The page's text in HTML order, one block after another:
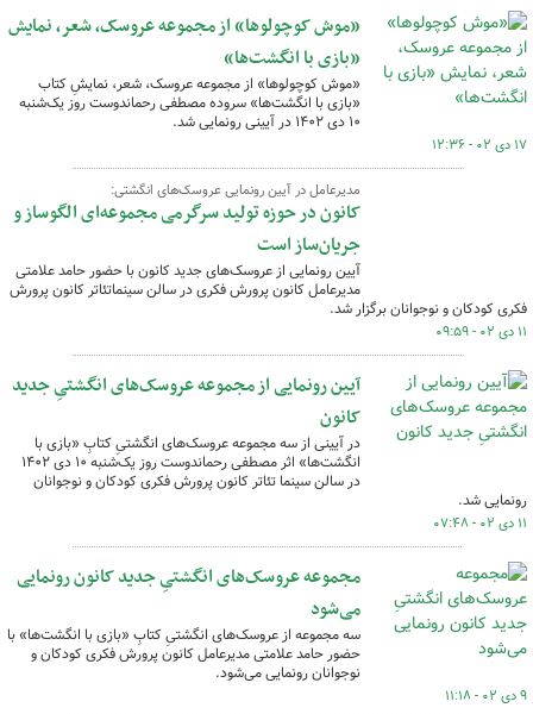
«موش کوچولوها» از مجموعه عروسک، شعر، نمایش
«بازی با انگشت‌ها»
«موش کوچولوها» از مجموعه عروسک، شعر، نمایشِ کتاب
«بازی با انگشت‌ها» سروده مصطفی رحماندوست روز یک‌شنبه
۱۰ دی ۱۴۰۲ در آیینی رونمایی شد.
۱۷ دی ۰۲ - ۱۲:۳۶
مدیرعامل در آیین رونمایی عروسک‌های انگشتی:
کانون در حوزه تولید سرگرمی مجموعه‌ای الگوساز و
جریان‌ساز است
آیین رونمایی از عروسک‌های جدید کانون با حضور حامد علامتی
مدیرعامل کانون پرورش فکری در سالن سینماتئاتر کانون پرورش
فکری کودکان و نوجوانان برگزار شد.
۱۱ دی ۰۲ - ۰۹:۵۹
آیین رونمایی از مجموعه عروسک‌های انگشتیِ جدید
کانون
در آیینی از سه مجموعه عروسک‌های انگشتیِ کتابِ «بازی با
انگشت‌ها» اثر مصطفی رحماندوست روز یک‌شنبه ۱۰ دی ۱۴۰۲
در سالن سینما تئاتر کانون پرورش فکری کودکان و نوجوانان
رونمایی شد.
۱۱ دی ۰۲ - ۰۷:۴۸
مجموعه عروسک‌های انگشتیِ جدید کانون رونمایی
می‌شود
سه مجموعه از عروسک‌های انگشتیِ کتابِ «بازی با انگشت‌ها» با
حضور حامد علامتی مدیرعامل کانون پرورش فکری کودکان و
نوجوانان رونمایی می‌شود.
۹ دی ۰۲ - ۱۱:۱۸